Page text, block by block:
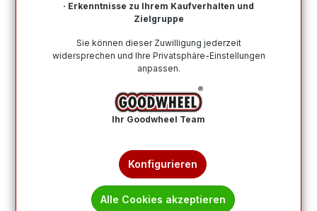
Erfahrung im Reifenhandel und über 19.000
zufriedenen Kundenstimmen. Schneller Versand und
eine hohe Verfügbarkeit.
Wie finde ich meine Reifengröße?
Produkte filtern
· Erkenntnisse zu Ihrem Kaufverhalten und
Zielgruppe
Sie können dieser Zuwilligung jederzeit
widersprechen und Ihre Privatsphäre-Einstellungen
anpassen.
Ihr Goodwheel Team
Konfigurieren
Alle Cookies akzeptieren